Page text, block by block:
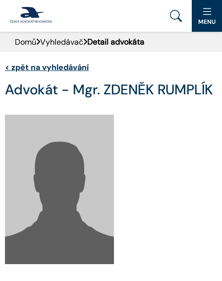
PORTÁL ČAK
DOMŮ
AKTUALITY
PRO VEŘEJNOST
ADVOKÁTNÍ DENÍK
KONTAKT
MENU
Domů Vyhledávač Detail advokáta
< zpět na vyhledávání
Advokát - Mgr. ZDENĚK RUMPLÍK